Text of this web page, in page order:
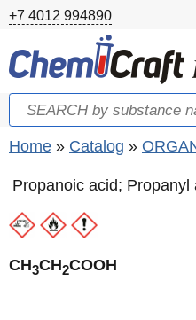
Skip to main content
+7 4012 994890
Search form
Search
You are here
Home » Catalog »
Propanoic acid; Propanyl
CH3CH2COOH